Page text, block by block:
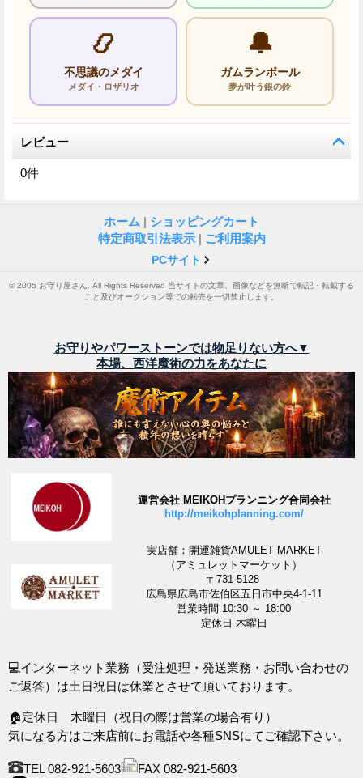
📿
不思議のメダイ
メダイ・ロザリオ
🔔
ガムランボール
夢が叶う銀の鈴
レビュー
0件
ホーム | ショッピングカート
特定商取引法表示 | ご利用案内
PCサイト
© 2005 お守り屋さん. All Rights Reserved 当サイトの文章、画像などを無断で転記・転載する
こと及びオークション等での転売を一切禁止します。
お守りやパワーストーンでは物足りない方へ▼
本場、西洋魔術の力をあなたに
運営会社 MEIKOHプランニング合同会社
http://meikohplanning.com/
実店舗：開運雑貨AMULET MARKET
（アミュレットマーケット）
〒731-5128
広島県広島市佐伯区五日市中央4-1-11
営業時間 10:30 ～ 18:00
定休日 木曜日
💻インターネット業務（受注処理・発送業務・お問い合わせの
ご返答）は土日祝日は休業とさせて頂いております。
🏠定休日 木曜日（祝日の際は営業の場合有り）
気になる方はご来店前にお電話や各種SNSにてご確認下さい。
TEL 082-921-5603 FAX 082-921-5603